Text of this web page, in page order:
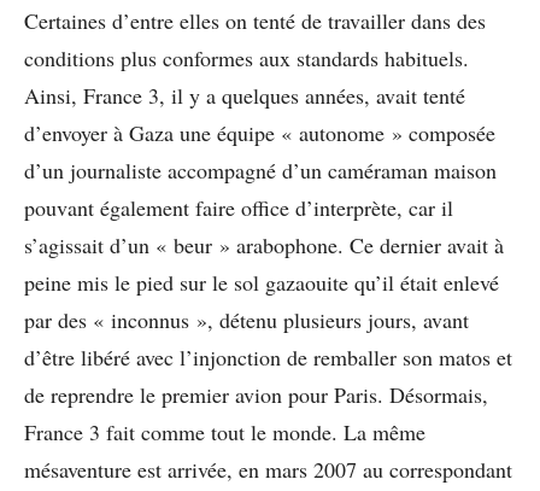
Certaines d’entre elles on tenté de travailler dans des
conditions plus conformes aux standards habituels.
Ainsi, France 3, il y a quelques années, avait tenté
d’envoyer à Gaza une équipe « autonome » composée
d’un journaliste accompagné d’un caméraman maison
pouvant également faire office d’interprète, car il
s’agissait d’un « beur » arabophone. Ce dernier avait à
peine mis le pied sur le sol gazaouite qu’il était enlevé
par des « inconnus », détenu plusieurs jours, avant
d’être libéré avec l’injonction de remballer son matos et
de reprendre le premier avion pour Paris. Désormais,
France 3 fait comme tout le monde. La même
mésaventure est arrivée, en mars 2007 au correspondant